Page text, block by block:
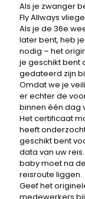
Als je zwanger
Fly Allways
Als je de 36e
later bent, heb
nodig – het
je geschikt bent
gedateerd zijn
Omdat we je
er echter de
binnen één dag
Het certificaat
heeft
geschikt bent
data van uw
baby moet na
reisroute liggen.
Geef het